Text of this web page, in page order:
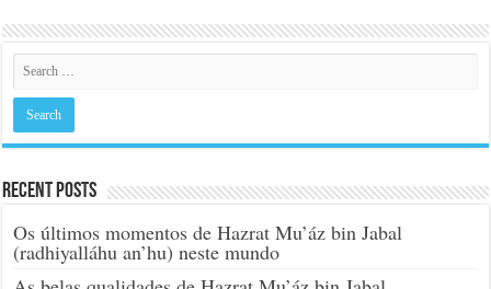
Recent Posts
Os últimos momentos de Hazrat Mu’áz bin Jabal
(radhiyalláhu an’hu) neste mundo